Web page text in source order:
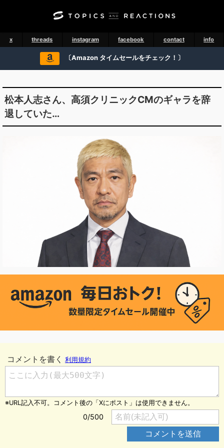
x threads instagram facebook contact info
〔Amazon タイムセールをチェック！〕
松本人志さん、高須クリニックCMのギャラを辞
退していた…